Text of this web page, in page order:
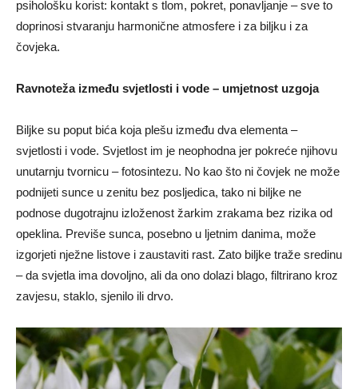
psihološku korist: kontakt s tlom, pokret, ponavljanje – sve to
doprinosi stvaranju harmonične atmosfere i za biljku i za
čovjeka.
Ravnoteža između svjetlosti i vode – umjetnost uzgoja
Biljke su poput bića koja plešu između dva elementa –
svjetlosti i vode. Svjetlost im je neophodna jer pokreće njihovu
unutarnju tvornicu – fotosintezu. No kao što ni čovjek ne može
podnijeti sunce u zenitu bez posljedica, tako ni biljke ne
podnose dugotrajnu izloženost žarkim zrakama bez rizika od
opeklina. Previše sunca, posebno u ljetnim danima, može
izgorjeti nježne listove i zaustaviti rast. Zato biljke traže sredinu
– da svjetla ima dovoljno, ali da ono dolazi blago, filtrirano kroz
zavjesu, staklo, sjenilo ili drvo.